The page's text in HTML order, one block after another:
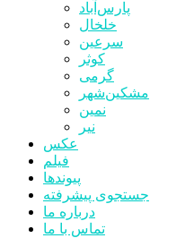
پارس‌آباد
خلخال
سرعین
کوثر
گرمی
مشکین‌شهر
نمین
نیر
عکس
فیلم
پیوندها
جستجوی پیشرفته
درباره ما
تماس با ما